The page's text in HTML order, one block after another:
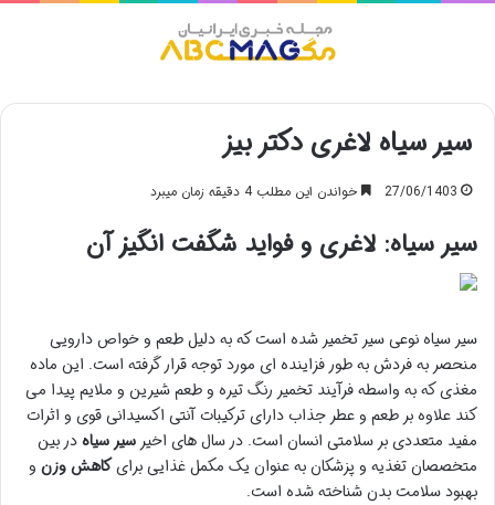
سیر سیاه لاغری دکتر بیز
27/06/1403 خواندن این مطلب 4 دقیقه زمان میبرد
سیر سیاه: لاغری و فواید شگفت انگیز آن
سیر سیاه نوعی سیر تخمیر شده است که به دلیل طعم و خواص دارویی
منحصر به فردش به طور فزاینده ای مورد توجه قرار گرفته است. این ماده
مغذی که به واسطه فرآیند تخمیر رنگ تیره و طعم شیرین و ملایم پیدا می
کند علاوه بر طعم و عطر جذاب دارای ترکیبات آنتی اکسیدانی قوی و اثرات
مفید متعددی بر سلامتی انسان است. در سال های اخیر سیر سیاهدر بین
متخصصان تغذیه و پزشکان به عنوان یک مکمل غذایی برایکاهش وزن و
بهبود سلامت بدن شناخته شده است.